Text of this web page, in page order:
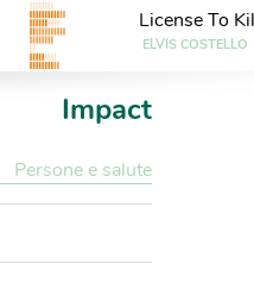
License To
ELVIS COSTELLO
Impact
Persone e salute